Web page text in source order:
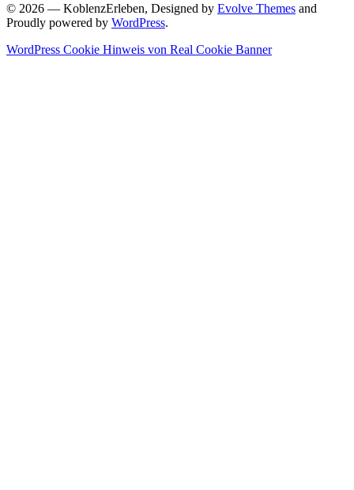
© 2026 — KoblenzErleben, Designed by Evolve Themes and
Proudly powered by WordPress.
WordPress Cookie Hinweis von Real Cookie Banner